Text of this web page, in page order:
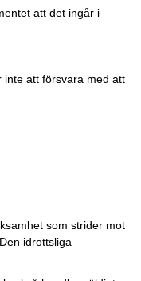
att det ingår i
inte att försvara med att
som strider mot
idrottsliga